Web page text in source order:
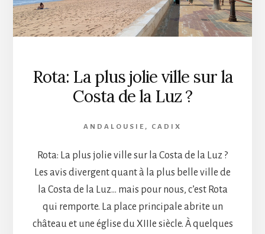
Rota: La plus jolie ville sur la
Costa de la Luz ?
ANDALOUSIE , CADIX
Rota: La plus jolie ville sur la Costa de la Luz ?
Les avis divergent quant à la plus belle ville de
la Costa de la Luz… mais pour nous, c’est Rota
qui remporte. La place principale abrite un
château et une église du XIIIe siècle. À quelques